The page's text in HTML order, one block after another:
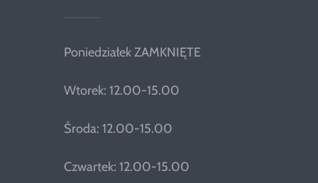
Poniedziałek ZAMKNIĘTE
Wtorek: 12.00-15.00
Środa: 12.00-15.00
Czwartek: 12.00-15.00